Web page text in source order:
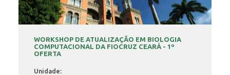
WORKSHOP DE ATUALIZAÇÃO EM BIOLOGIA
COMPUTACIONAL DA FIOCRUZ CEARÁ - 1º
OFERTA
Unidade: